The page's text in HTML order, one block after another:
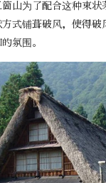
山为了配合这种束状
方式铺葺破风，使得
氛围。